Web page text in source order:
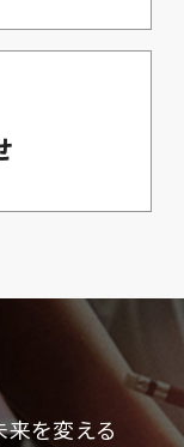
を変える